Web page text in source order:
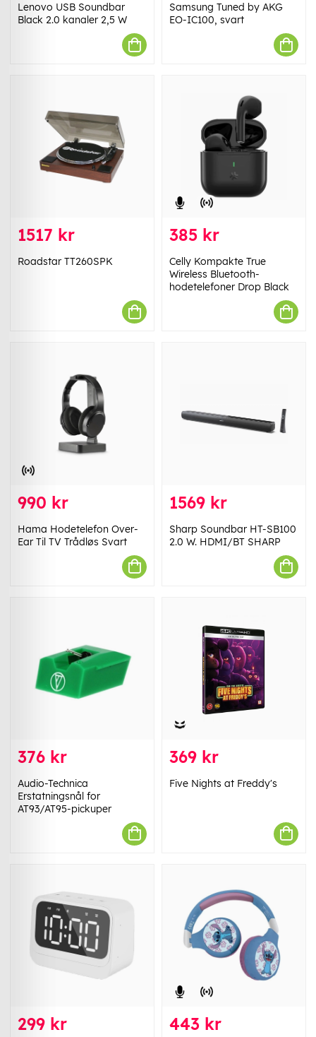
Lenovo USB Soundbar
Black 2.0 kanaler 2,5 W
Samsung Tuned by AKG
EO-IC100, svart
1517 kr
Roadstar TT260SPK
385 kr
Celly Kompakte True
Wireless Bluetooth-
hodetelefoner Drop Black
990 kr
Hama Hodetelefon Over-
Ear Til TV Trådløs Svart
1569 kr
Sharp Soundbar HT-SB100
2.0 W. HDMI/BT SHARP
376 kr
Audio-Technica
Erstatningsnål for
AT93/AT95-pickuper
369 kr
Five Nights at Freddy's
299 kr 443 kr